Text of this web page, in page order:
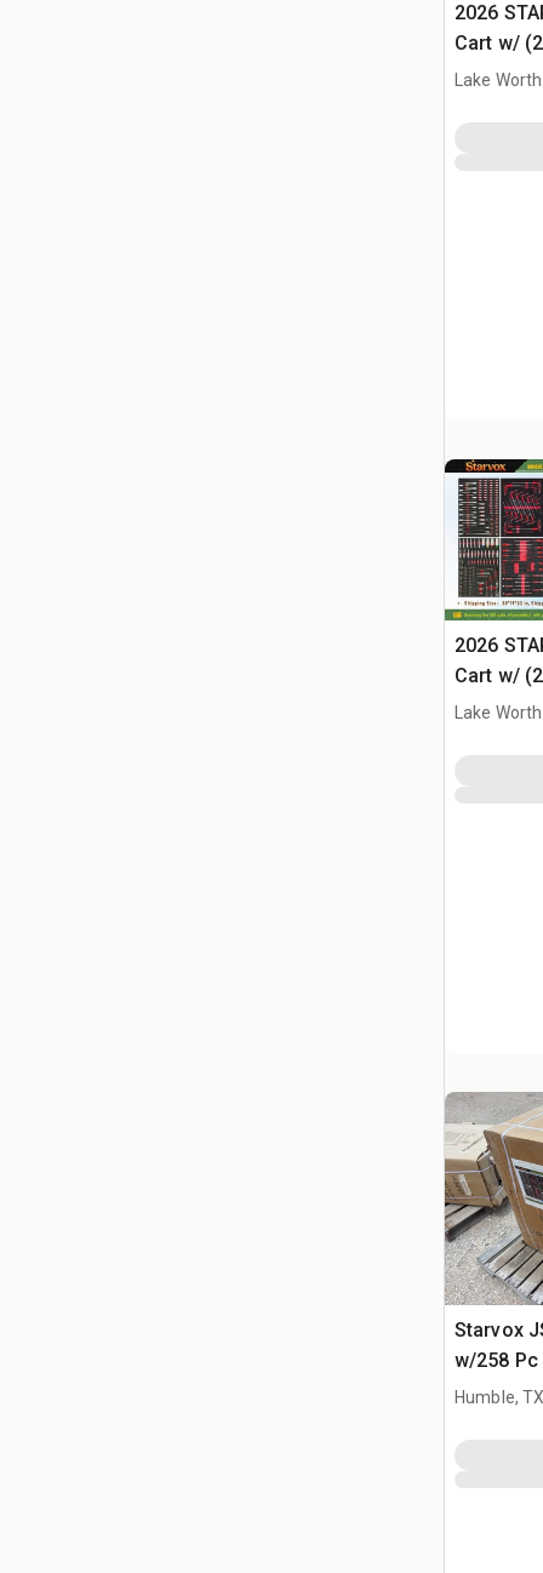
2026
Cart w/
Różne
Lake
2026
Cart w/
Różne
Lake
Starvox
w/258 Pc
(Unused)
Humble,